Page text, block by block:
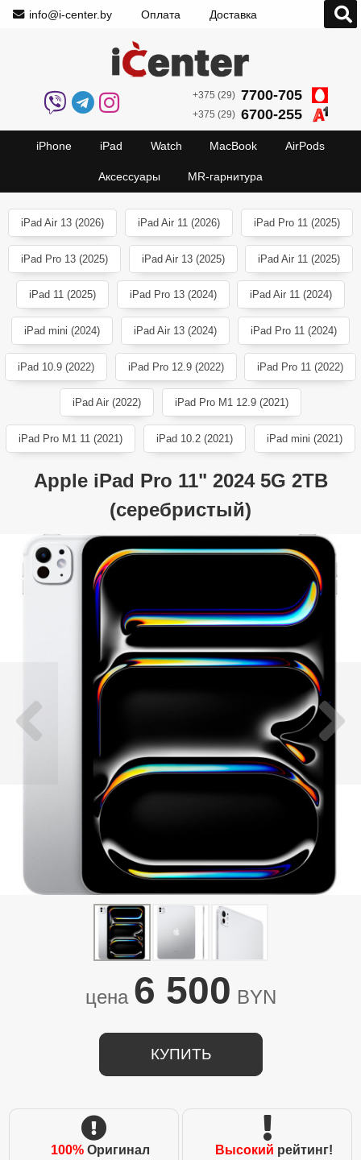
info@i-center.by Оплата Доставка
+375 (29) 7700-705
+375 (29) 6700-255
iPhone iPad Watch MacBook AirPods
Аксессуары MR-гарнитура
iPad Air 13 (2026) iPad Air 11 (2026) iPad Pro 11 (2025)
iPad Pro 13 (2025) iPad Air 13 (2025) iPad Air 11 (2025)
iPad 11 (2025) iPad Pro 13 (2024) iPad Air 11 (2024)
iPad mini (2024) iPad Air 13 (2024) iPad Pro 11 (2024)
iPad 10.9 (2022) iPad Pro 12.9 (2022) iPad Pro 11 (2022)
iPad Air (2022) iPad Pro M1 12.9 (2021)
iPad Pro M1 11 (2021) iPad 10.2 (2021) iPad mini (2021)
Apple iPad Pro 11" 2024 5G 2TB
(серебристый)
цена 6 500 BYN
КУПИТЬ
100% Оригинал Высокий рейтинг!